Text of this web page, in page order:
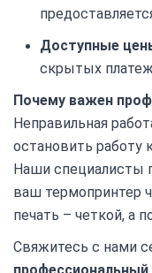
Доступные
скрытых
Почему важен
Неправильная
остановить работу
Наши специалисты
ваш термопринтер
печать – четкой, а
Свяжитесь с нами